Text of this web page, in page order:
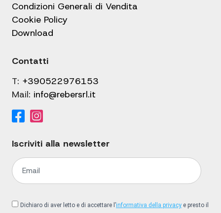
Condizioni Generali di Vendita
Cookie Policy
Download
Contatti
T: +390522976153
Mail: info@rebersrl.it
Iscriviti alla newsletter
Dichiaro di aver letto e di accettare l’informativa della privacy e presto il